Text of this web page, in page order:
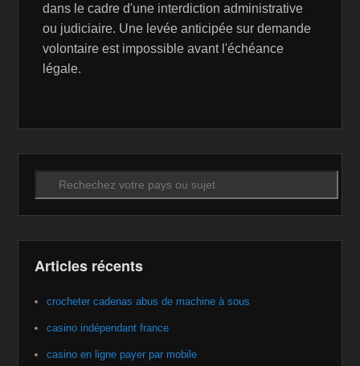
dans le cadre d'une interdiction administrative
ou judiciaire. Une levée anticipée sur demande
volontaire est impossible avant l'échéance
légale.
Recherche
Articles récents
crocheter cadenas abus de machine à sous
casino indépendant france
casino en ligne payer par mobile